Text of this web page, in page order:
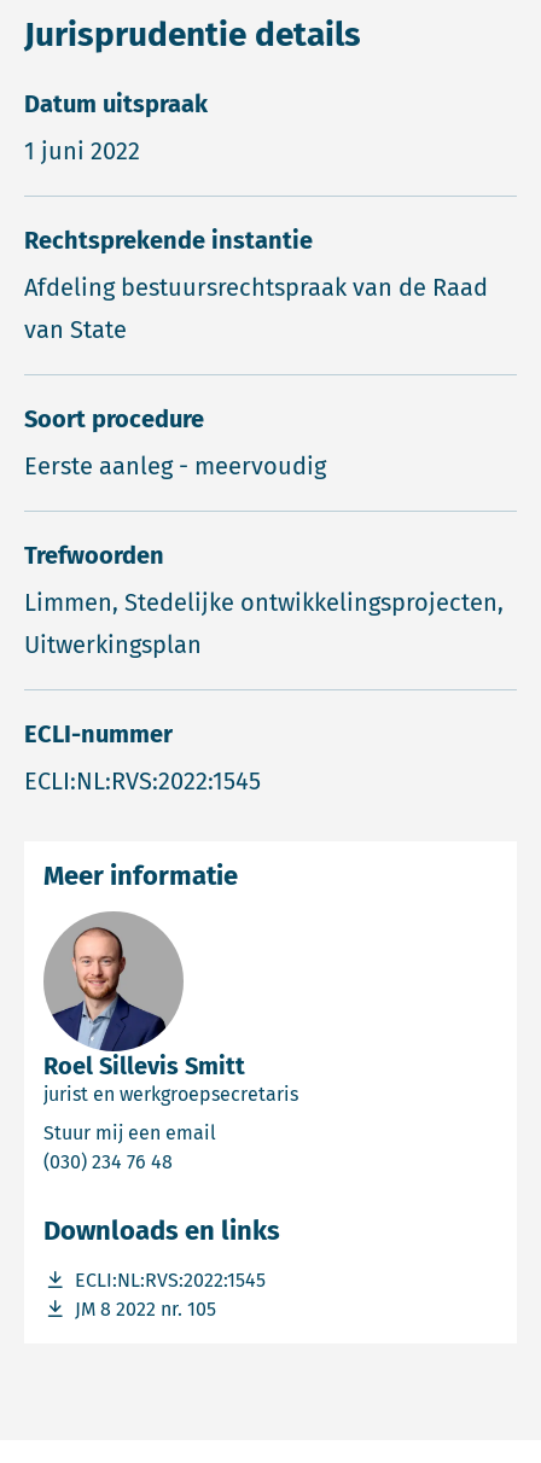
Jurisprudentie details
Datum uitspraak
1 juni 2022
Rechtsprekende instantie
Afdeling bestuursrechtspraak van de Raad
van State
Soort procedure
Eerste aanleg - meervoudig
Trefwoorden
Limmen, Stedelijke ontwikkelingsprojecten,
Uitwerkingsplan
ECLI-nummer
ECLI:NL:RVS:2022:1545
Roel Sillevis Smitt
jurist en werkgroepsecretaris
Stuur mij een email
(030) 234 76 48
Meer informatie
Downloads en links
ECLI:NL:RVS:2022:1545
Download bestand ECLI:NL:RVS:2022:1545
JM 8 2022 nr. 105
Download bestand JM 8 2022 nr. 105